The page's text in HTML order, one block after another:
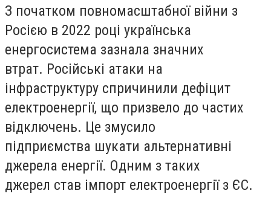
З початком повномасштабної війни з
Росією в 2022 році українська
енергосистема зазнала значних
втрат. Російські атаки на
інфраструктуру спричинили дефіцит
електроенергії, що призвело до частих
відключень. Це змусило
підприємства шукати альтернативні
джерела енергії. Одним з таких
джерел став імпорт електроенергії з ЄС.